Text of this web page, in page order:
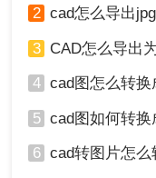
2 cad怎么导出jpg格
3 CAD怎么导出
4 cad图怎么转换成
5 cad图如何转换成清
6 cad转图片怎么